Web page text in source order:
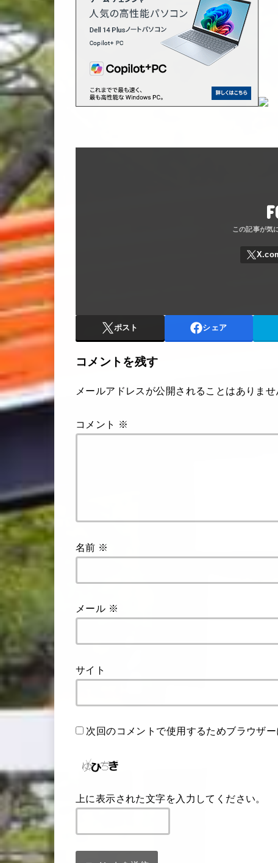
ポスト シェア
コメントを残す
メールアドレスが公開されることはありませ
コメント ※
名前 ※
メール ※
サイト
次回のコメントで使用するためブラウザ
上に表示された文字を入力してください。